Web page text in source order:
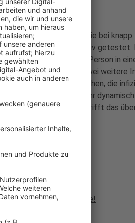
am Freitag, da lag sie bei knapp
100 Menschen positiv getestet.
ausgeprägt, dass die Person in
sind außerdem zwei weitere
der Pandemie 89 Menschen, die
nicht überstanden. Sehr
befinden. Aktuell betrifft das
die aktuelle Corona-Lage!